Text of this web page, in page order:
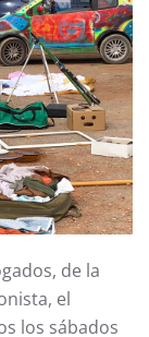
de la
el
los sábados